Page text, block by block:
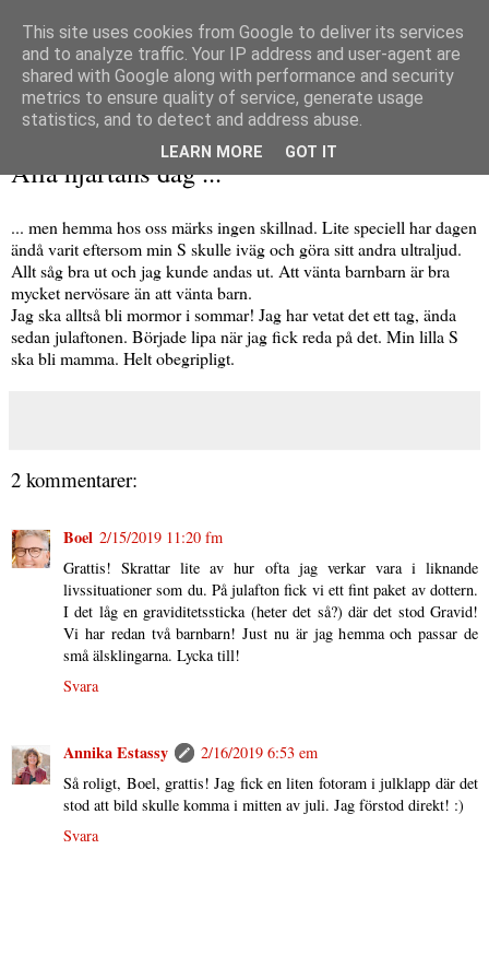
Alla hjärtans dag ...
... men hemma hos oss märks ingen skillnad. Lite speciell har dagen
ändå varit eftersom min S skulle iväg och göra sitt andra ultraljud.
Allt såg bra ut och jag kunde andas ut. Att vänta barnbarn är bra
mycket nervösare än att vänta barn.
Jag ska alltså bli mormor i sommar! Jag har vetat det ett tag, ända
sedan julaftonen. Började lipa när jag fick reda på det. Min lilla S
ska bli mamma. Helt obegripligt.
2 kommentarer:
Boel 2/15/2019 11:20 fm
Grattis! Skrattar lite av hur ofta jag verkar vara i liknande
livssituationer som du. På julafton fick vi ett fint paket av dottern.
I det låg en graviditetssticka (heter det så?) där det stod Gravid!
Vi har redan två barnbarn! Just nu är jag hemma och passar de
små älsklingarna. Lycka till!
Svara
Annika Estassy
2/16/2019 6:53 em
Så roligt, Boel, grattis! Jag fick en liten fotoram i julklapp där det
stod att bild skulle komma i mitten av juli. Jag förstod direkt! :)
Svara
This site uses cookies from Google to deliver its services
and to analyze traffic. Your IP address and user-agent are
shared with Google along with performance and security
metrics to ensure quality of service, generate usage
statistics, and to detect and address abuse.
LEARN MORE GOT IT